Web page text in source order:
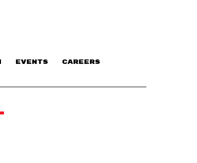
EVENTS CAREERS